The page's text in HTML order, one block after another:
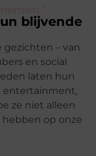
blijvende
– van
en social
laten hun
entertainment,
ze niet alleen
op onze